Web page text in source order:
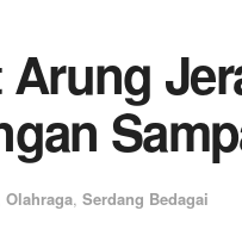
Olahraga, Serdang Bedagai